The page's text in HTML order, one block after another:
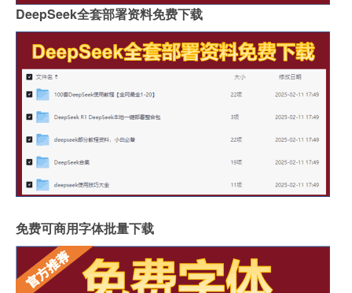
DeepSeek全套部署资料免费下载
免费可商用字体批量下载